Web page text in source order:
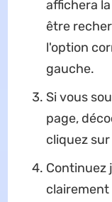
affichera
être
l'option
gauche.
Si vous
page,
cliquez
Continuez